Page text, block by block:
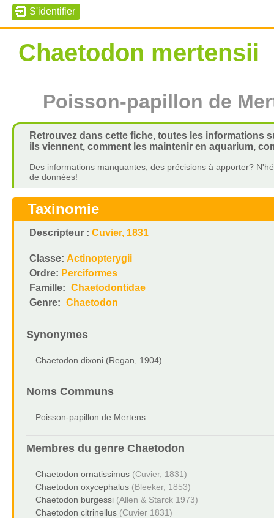
Chaetodon mertensii
Poisson-papillon de
Retrouvez dans cette fiche, toutes les informations
ils viennent, comment les maintenir en aquarium,
Des informations manquantes, des précisions à apporter?
de données!
Taxinomie
Descripteur : Cuvier, 1831
Classe: Actinopterygii
Ordre: Perciformes
Famille: Chaetodontidae
Genre: Chaetodon
Synonymes
Chaetodon dixoni (Regan, 1904)
Noms Communs
Poisson-papillon de Mertens
Membres du genre Chaetodon
Chaetodon ornatissimus (Cuvier, 1831)
Chaetodon oxycephalus (Bleeker, 1853)
Chaetodon burgessi (Allen & Starck 1973)
Chaetodon citrinellus (Cuvier 1831)